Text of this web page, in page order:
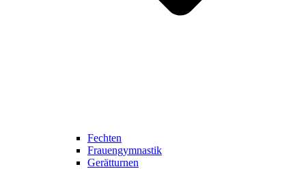
Fechten
Frauengymnastik
Gerätturnen